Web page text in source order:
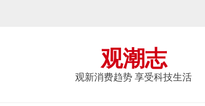
观潮志
观新消费趋势 享受科技生活